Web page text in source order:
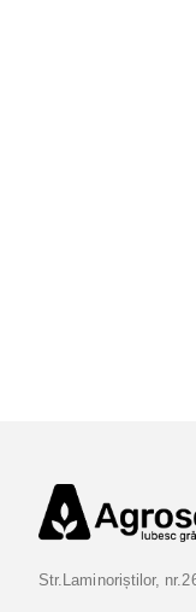
Str.Laminoriștilor,